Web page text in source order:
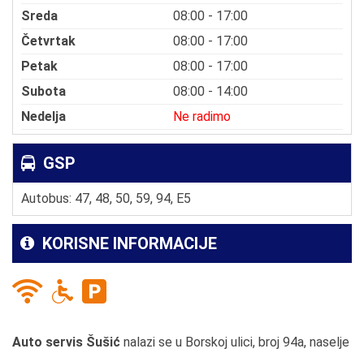
Sreda
08:00 - 17:00
Četvrtak
08:00 - 17:00
Petak
08:00 - 17:00
Subota
08:00 - 14:00
Nedelja
Ne radimo
GSP
Autobus: 47, 48, 50, 59, 94, E5
KORISNE INFORMACIJE
Auto servis Šušić nalazi se u Borskoj ulici, broj 94a, naselje